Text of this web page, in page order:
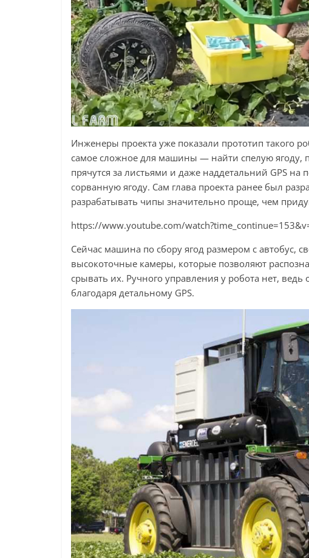
Инженеры проекта уже показали прототип такого
самое сложное для машины — найти спелую ягоду,
прячутся за листьями и даже наддетальний GPS на
сорванную ягоду. Сам глава проекта ранее был
разрабатывать чипы значительно проще, чем
https://www.youtube.com/
Сейчас машина по сбору ягод размером с автобус,
высокоточные камеры, которые позволяют
срывать их. Ручного управления у робота нет,
благодаря детальному GPS.